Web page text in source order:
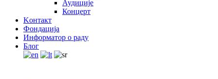
Аудиције
Концерт
Kонтакт
Фондација
Информатор о раду
Блог